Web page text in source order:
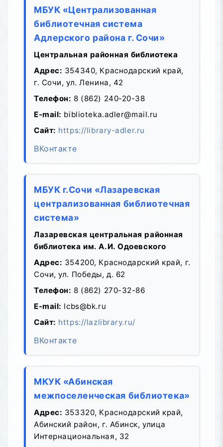
МБУК «Централизованная
библиотечная система
Адлерского района г. Сочи»
Центральная районная библиотека
Адрес: 354340, Краснодарский край,
г. Сочи, ул. Ленина, 42
Телефон: 8 (862) 240-20-38
E-mail: biblioteka.adler@mail.ru
Сайт: https://library-adler.ru
ВКонтакте
МБУК г.Сочи «Лазаревская
централизованная библиотечная
система»
Лазаревская центральная районная
библиотека им. А.И. Одоевского
Адрес: 354200, Краснодарский край, г.
Сочи, ул. Победы, д. 62
Телефон: 8 (862) 270-32-86
E-mail: lcbs@bk.ru
Сайт: https://lazlibrary.ru/
ВКонтакте
МКУК «Абинская
межпоселенческая библиотека»
Адрес: 353320, Краснодарский край,
Абинский район, г. Абинск, улица
Интернациональная, 32